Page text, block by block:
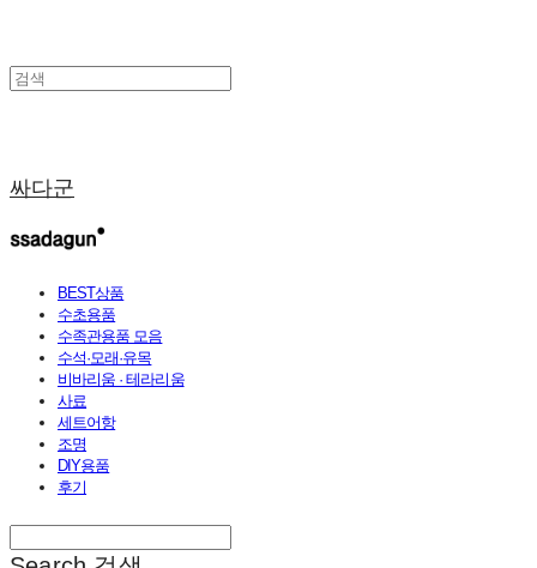
싸다군
BEST상품
수초용품
수족관용품 모음
수석·모래·유목
비바리움 · 테라리움
사료
세트어항
조명
DIY용품
후기